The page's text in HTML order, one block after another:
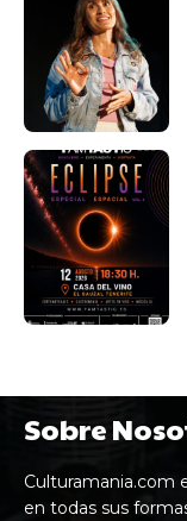
Sobre
Culturamania.com
en todas sus